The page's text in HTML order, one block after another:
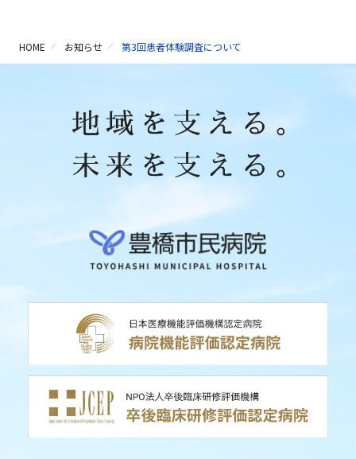
HOME お知らせ 第3回患者体験調査について